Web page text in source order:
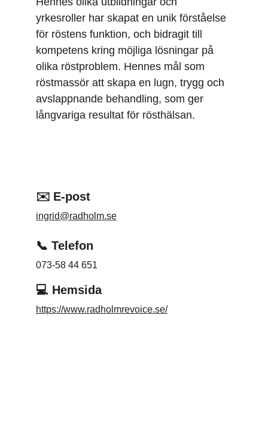
yrkesroller har skapat en unik förståelse
för röstens funktion, och bidragit till
kompetens kring möjliga lösningar på
olika röstproblem. Hennes mål som
röstmassör att skapa en lugn, trygg och
avslappnande behandling, som ger
långvariga resultat för rösthälsan.
✉️ E-post
ingrid@radholm.se
📞 Telefon
073-58 44 651
💻 Hemsida
https://www.radholmrevoice.se/